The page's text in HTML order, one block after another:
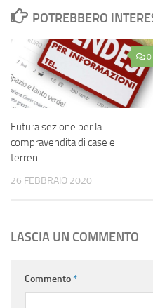
POTREBBERO
0
Futura sezione per la
compravendita di case e
terreni
26 FEBBRAIO 2020
LASCIA UN COMMENTO
Commento*